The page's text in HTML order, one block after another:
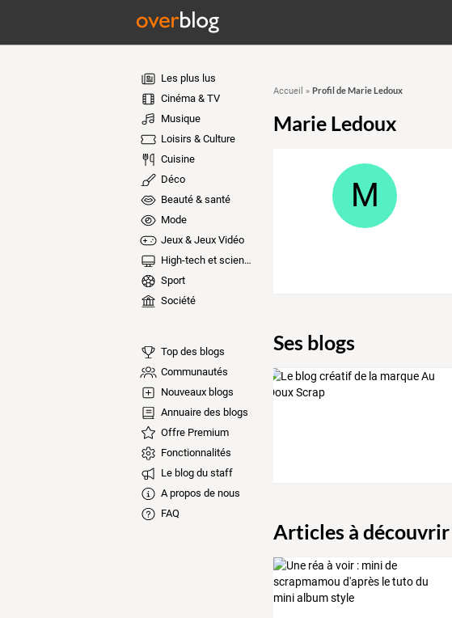
Les plus lus
Cinéma & TV
Musique
Loisirs & Culture
Cuisine
Déco
Beauté & santé
Mode
Jeux & Jeux Vidéo
High-tech et sciences
Sport
Société
Top des blogs
Communautés
Nouveaux blogs
Annuaire des blogs
Offre Premium
Fonctionnalités
Le blog du staff
A propos de nous
FAQ
Accueil » Profil de Marie Ledoux
Marie Ledoux
M
Ses blogs
Articles à découvrir